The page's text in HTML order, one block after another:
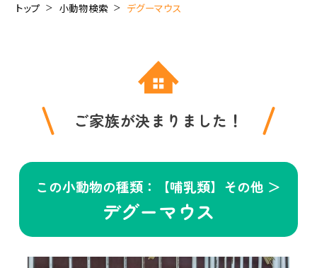
トップ 小動物検索 デグーマウス
ご家族が決まりました！
この小動物の種類：【哺乳類】その他 ＞
デグーマウス